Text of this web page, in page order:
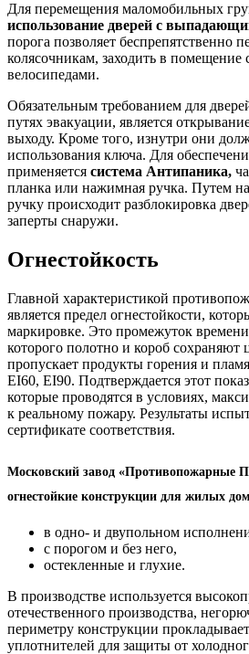
Для перемещения маломобильных
использование дверей с
порога позволяет беспрепятственно
колясочникам, заходить в помещение
велосипедами.
Обязательным требованием для
путях эвакуации, является
выходу. Кроме того, изнутри они
использования ключа. Для
применяется система Антипаника,
планка или нажимная ручка. Путем
ручку происходит разблокировка
заперты снаружи.
Огнестойкость
Главной характеристикой
является предел огнестойкости,
маркировке. Это промежуток
которого полотно и короб сохраняют
пропускает продукты горения и
EI60, EI90. Подтверждается этот
которые проводятся в условиях,
к реальному пожару. Результаты
сертификате соответствия.
Московский завод «Противопожарные
огнестойкие конструкции для жилых
в одно- и двупольном
с порогом и без него,
остекленные и глухие.
В производстве используется
отечественного производства,
периметру конструкции
уплотнителей для защиты от